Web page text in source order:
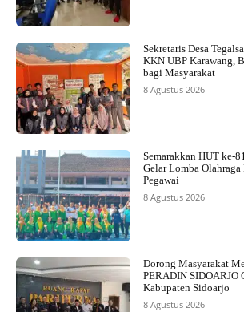
Sekretaris Desa
KKN UBP Karawang,
bagi Masyarakat
8 Agustus 2026
Semarakkan HUT ke-
Gelar Lomba
Pegawai
8 Agustus 2026
Dorong Masyarakat
PERADIN SIDOARJO
Kabupaten Sidoarjo
8 Agustus 2026